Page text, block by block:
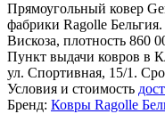
Прямоугольный ковер
фабрики Ragolle
Вискоза, плотность 860
Пункт выдачи ковров в
ул. Спортивная, 15/1.
Условия и стоимость
Бренд: Ковры Ragolle